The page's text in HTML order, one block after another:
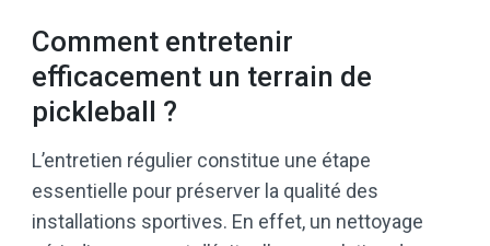
Comment entretenir
efficacement un terrain de
pickleball ?
L’entretien régulier constitue une étape
essentielle pour préserver la qualité des
installations sportives. En effet, un nettoyage